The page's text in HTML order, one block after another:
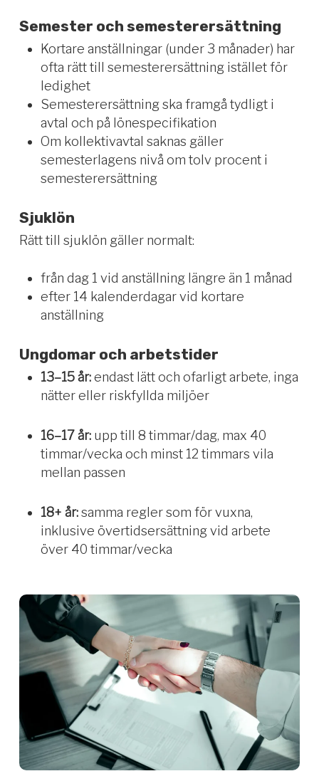
Semester och semesterersättning
Kortare anställningar (under 3 månader) har
ofta rätt till semesterersättning istället för
ledighet
Semesterersättning ska framgå tydligt i
avtal och på lönespecifikation
Om kollektivavtal saknas gäller
semesterlagens nivå om tolv procent i
semesterersättning
Sjuklön
Rätt till sjuklön gäller normalt:
från dag 1 vid anställning längre än 1 månad
efter 14 kalenderdagar vid kortare
anställning
Ungdomar och arbetstider
13–15 år:endast lätt och ofarligt arbete, inga
nätter eller riskfyllda miljöer
16–17 år:upp till 8 timmar/dag, max 40
timmar/vecka och minst 12 timmars vila
mellan passen
18+ år:samma regler som för vuxna,
inklusive övertidsersättning vid arbete
över 40 timmar/vecka